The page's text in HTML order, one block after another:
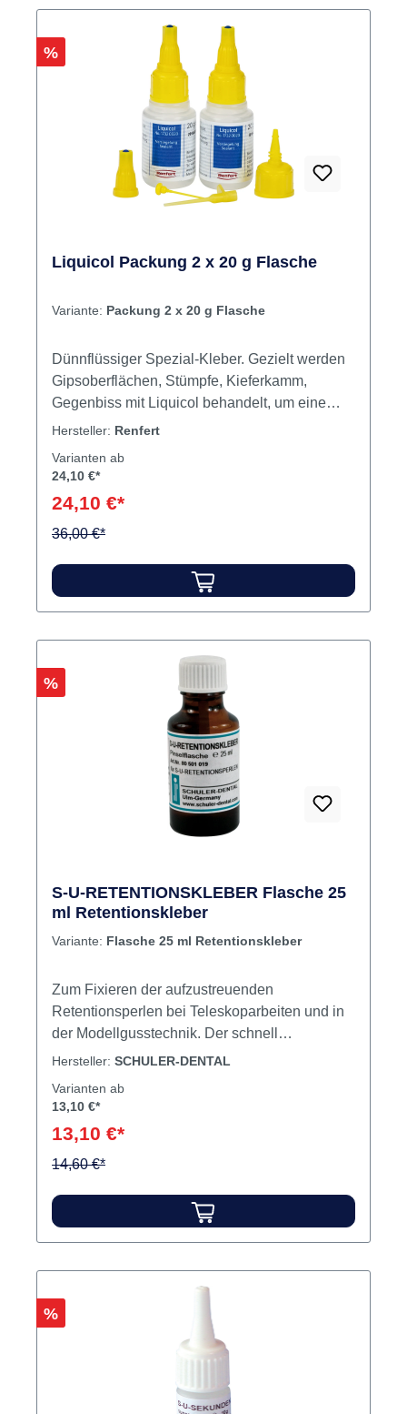
Rabatt
%
Liquicol Packung 2 x 20 g Flasche
Variante: Packung 2 x 20 g Flasche
Dünnflüssiger Spezial-Kleber. Gezielt werden
Gipsoberflächen, Stümpfe, Kieferkamm,
Gegenbiss mit Liquicol behandelt, um eine
größere Härte oder Kantenfestigkeit zu
bedeutend glatter, Modellationen lassen sich
Präparationsgrenzen werden wischfest
versiegelt. Wenn Gips mit Keramikmassen in
Zwischenglieder), sollten die betreffenden
Stellen vor dem Isolieren mit Liquicol versiegelt
einfacher vom Modell nehmen. Flasche
schließt durch einen Dorn stets hermetisch.
Hersteller: Renfert
Varianten ab
24,10 €*
24,10 €*
36,00 €*
Rabatt
%
S-U-RETENTIONSKLEBER Flasche 25
ml Retentionskleber
Variante: Flasche 25 ml Retentionskleber
Zum Fixieren der aufzustreuenden
Retentionsperlen bei Teleskoparbeiten und in
der Modellgusstechnik. Der schnell
aushärtende, dünnflüssige Kleber lässt sich mit
und gleichmäßig auftragen. S-U-
RETENTIONSPERLEN brennen
rückstandsfrei aus. Inhalt 25 ml
Hersteller: SCHULER-DENTAL
Varianten ab
13,10 €*
13,10 €*
14,60 €*
Rabatt
%